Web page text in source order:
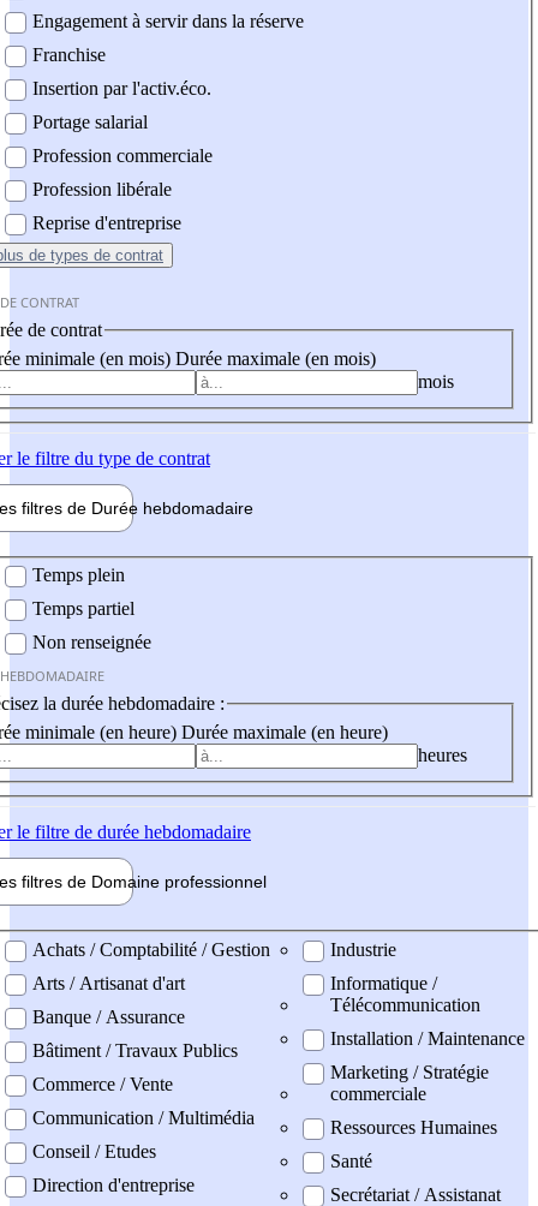
Engagement à servir dans la réserve
Franchise
Insertion par l'activ.éco.
Portage salarial
Profession commerciale
Profession libérale
Reprise d'entreprise
de types de contrat
CONTRAT
de contrat
minimale (en mois) Durée maximale (en mois)
mois
le filtre du type de contrat
filtres de Durée hebdomadaire
Temps plein
Temps partiel
Non renseignée
la durée hebdomadaire :
minimale (en heure) Durée maximale (en heure)
heures
le filtre de durée hebdomadaire
filtres de Domaine professionnel
professionel
Achats / Comptabilité / Gestion
Arts / Artisanat d'art
Banque / Assurance
Bâtiment / Travaux Publics
Commerce / Vente
Communication / Multimédia
Conseil / Etudes
Direction d'entreprise
Industrie
Informatique /
Télécommunication
Installation / Maintenance
Marketing / Stratégie
commerciale
Ressources Humaines
Santé
Secrétariat / Assistanat